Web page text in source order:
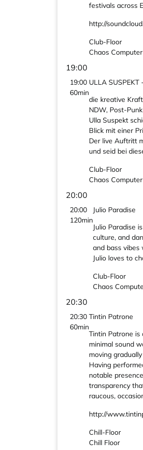
festivals across
http://
Club-Floor
Chaos
19:00
19:00
60min
ULLA SUSPEKT
die kreative
NDW, Post-
Ulla Suspekt
Blick mit einer
Der live Auftritt
und seid bei
Club-Floor
Chaos
20:00
20:00
120min
Julio Paradise
Julio Paradise
culture, and
and bass
Julio loves to
Club-Floor
Chaos
20:30
20:30
60min
Tintin Patrone
Tintin Patrone
minimal sound
moving
Having
notable
transparency
raucous,
http://
Chill-Floor
Chill Floor